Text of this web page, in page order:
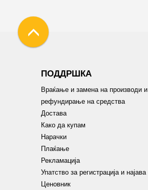
ПОДДРШКА
Враќање и замена на производи и
рефундирање на средства
Достава
Како да купам
Нарачки
Плаќање
Рекламација
Упатство за регистрација и најава
Ценовник